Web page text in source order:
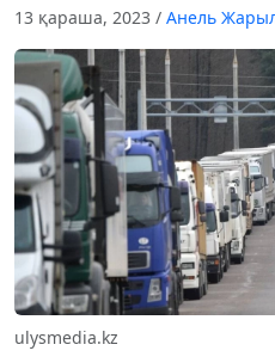
13 қараша, 2023 / Анель
ulysmedia.kz